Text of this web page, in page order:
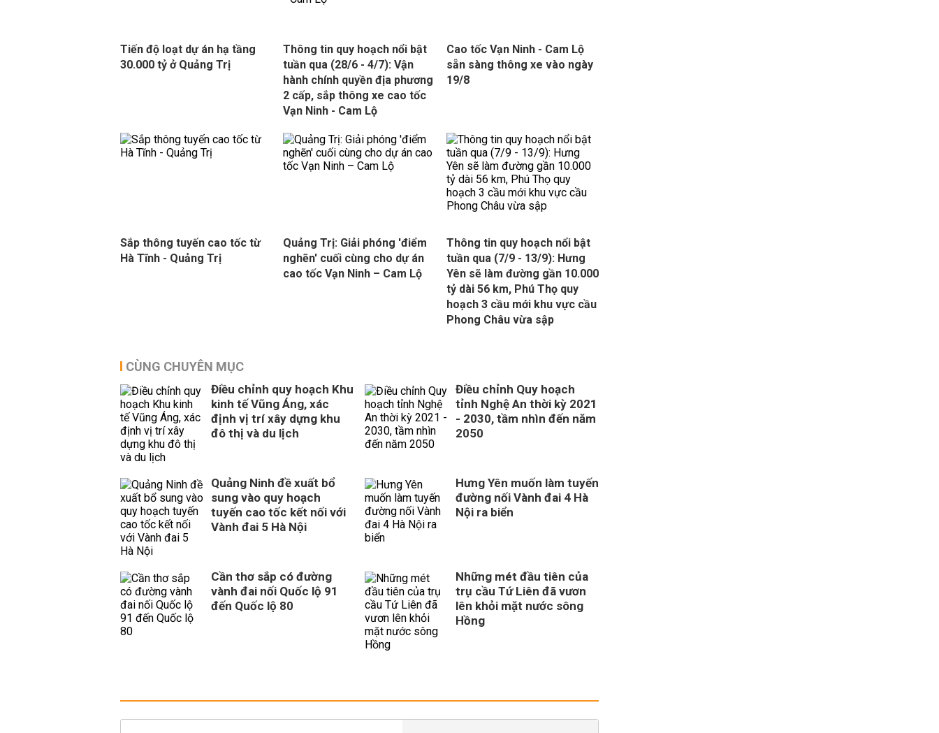
Tiến độ loạt dự án hạ tầng
30.000 tỷ ở Quảng Trị
Thông tin quy hoạch nổi bật
tuần qua (28/6 - 4/7): Vận
hành chính quyền địa phương
2 cấp, sắp thông xe cao tốc
Vạn Ninh - Cam Lộ
Cao tốc Vạn Ninh - Cam Lộ
sẵn sàng thông xe vào ngày
19/8
Sắp thông tuyến cao tốc từ
Hà Tĩnh - Quảng Trị
Quảng Trị: Giải phóng 'điểm
nghẽn' cuối cùng cho dự án
cao tốc Vạn Ninh – Cam Lộ
Thông tin quy hoạch nổi bật
tuần qua (7/9 - 13/9): Hưng
Yên sẽ làm đường gần 10.000
tỷ dài 56 km, Phú Thọ quy
hoạch 3 cầu mới khu vực cầu
Phong Châu vừa sập
CÙNG CHUYÊN MỤC
Điều chỉnh quy hoạch Khu
kinh tế Vũng Áng, xác
định vị trí xây dựng khu
đô thị và du lịch
Điều chỉnh Quy hoạch
tỉnh Nghệ An thời kỳ 2021
- 2030, tầm nhìn đến năm
2050
Quảng Ninh đề xuất bổ
sung vào quy hoạch
tuyến cao tốc kết nối với
Vành đai 5 Hà Nội
Hưng Yên muốn làm tuyến
đường nối Vành đai 4 Hà
Nội ra biển
Cần thơ sắp có đường
vành đai nối Quốc lộ 91
đến Quốc lộ 80
Những mét đầu tiên của
trụ cầu Tứ Liên đã vươn
lên khỏi mặt nước sông
Hồng